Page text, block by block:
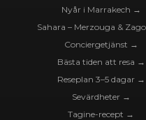
Nyår i Marrakech →
Sahara – Merzouga &
Conciergetjänst →
Bästa tiden att resa →
Reseplan 3–5 dagar →
Sevärdheter →
Tagine-recept →